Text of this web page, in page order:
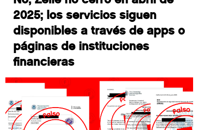
2025; los servicios siguen
disponibles a través de apps o
páginas de instituciones
financieras